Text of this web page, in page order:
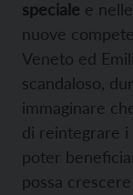
speciale e
nuove
Veneto ed
scandaloso,
immaginare
di reintegrare
poter
possa